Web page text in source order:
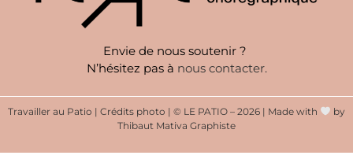
Envie de nous soutenir ?
N’hésitez pas à nous contacter.
Travailler au Patio |Crédits photo |© LE PATIO – 2026 | Made with
by
Thibaut Mativa Graphiste